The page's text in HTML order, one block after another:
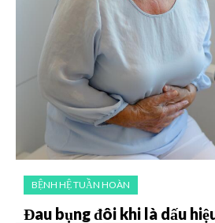
BỆNH HỆ TUẦN HOÀN
Đau bụng đôi khi là dấu